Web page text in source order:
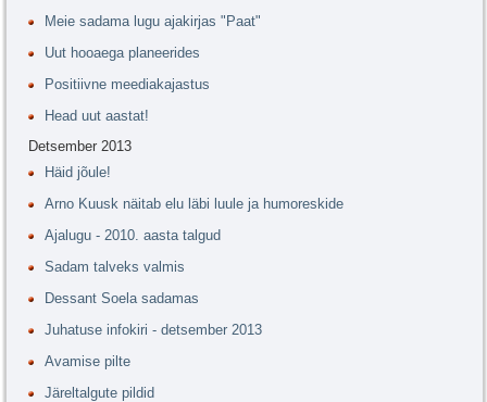
Meie sadama lugu ajakirjas "Paat"
Uut hooaega planeerides
Positiivne meediakajastus
Head uut aastat!
Detsember 2013
Häid jõule!
Arno Kuusk näitab elu läbi luule ja humoreskide
Ajalugu - 2010. aasta talgud
Sadam talveks valmis
Dessant Soela sadamas
Juhatuse infokiri - detsember 2013
Avamise pilte
Järeltalgute pildid